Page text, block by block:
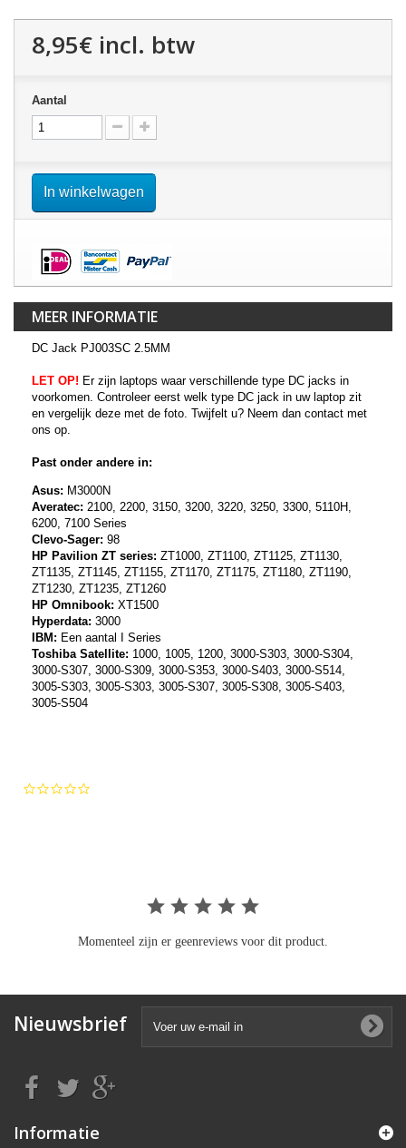
8,95€ incl. btw
Aantal
In winkelwagen
MEER INFORMATIE
DC Jack PJ003SC 2.5MM
LET OP! Er zijn laptops waar verschillende type DC jacks in
voorkomen. Controleer eerst welk type DC jack in uw laptop zit
en vergelijk deze met de foto. Twijfelt u? Neem dan contact met
ons op.
Past onder andere in:
Asus: M3000N
Averatec: 2100, 2200, 3150, 3200, 3220, 3250, 3300, 5110H,
6200, 7100 Series
Clevo-Sager: 98
HP Pavilion ZT series: ZT1000, ZT1100, ZT1125, ZT1130,
ZT1135, ZT1145, ZT1155, ZT1170, ZT1175, ZT1180, ZT1190,
ZT1230, ZT1235, ZT1260
HP Omnibook: XT1500
Hyperdata: 3000
IBM: Een aantal I Series
Toshiba Satellite: 1000, 1005, 1200, 3000-S303, 3000-S304,
3000-S307, 3000-S309, 3000-S353, 3000-S403, 3000-S514,
3005-S303, 3005-S303, 3005-S307, 3005-S308, 3005-S403,
3005-S504
Momenteel zijn er geenreviews voor dit product.
Nieuwsbrief
Informatie